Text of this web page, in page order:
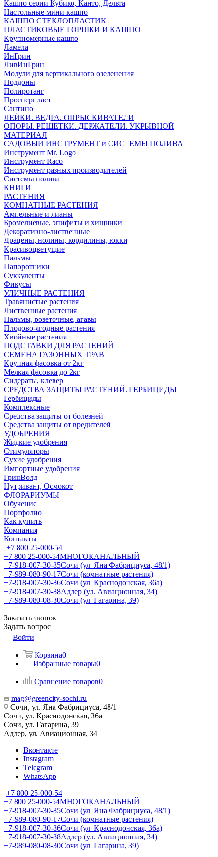
Кашпо серии Кубико, Канто, Дельта
Настольные мини кашпо
КАШПО СТЕКЛОПЛАСТИК
ПЛАСТИКОВЫЕ ГОРШКИ И КАШПО
Крупномерные кашпо
Ламела
ИнГрин
ЛивИнГрин
Модули для вертикального озеленения
Поддоны
Полиротанг
Просперпласт
Сантино
ЛЕЙКИ. ВЕДРА. ОПРЫСКИВАТЕЛИ
ОПОРЫ. РЕШЕТКИ. ДЕРЖАТЕЛИ. УКРЫВНОЙ
МАТЕРИАЛ
САДОВЫЙ ИНСТРУМЕНТ и СИСТЕМЫ ПОЛИВА
Инструмент Mr. Logo
Инструмент Raco
Инструмент разных производителей
Системы полива
КНИГИ
РАСТЕНИЯ
КОМНАТНЫЕ РАСТЕНИЯ
Ампельные и лианы
Бромелиевые, эпифиты и хищники
Декоративно-лиственные
Драцены, нолины, кордилины, юкки
Красивоцветущие
Пальмы
Папоротники
Суккуленты
Фикусы
УЛИЧНЫЕ РАСТЕНИЯ
Травянистые растения
Лиственные растения
Пальмы, розеточные, агавы
Плодово-ягодные растения
Хвойные растения
ПОДСТАВКИ ДЛЯ РАСТЕНИЙ
СЕМЕНА ГАЗОННЫХ ТРАВ
Крупная фасовка от 2кг
Мелкая фасовка до 2кг
Сидераты, клевер
СРЕДСТВА ЗАЩИТЫ РАСТЕНИЙ. ГЕРБИЦИДЫ
Гербициды
Комплексные
Средства защиты от болезней
Средства защиты от вредителей
УДОБРЕНИЯ
Жидкие удобрения
Стимуляторы
Сухие удобрения
Импортные удобрения
ГринВолд
Нутривант, Осмокот
ФЛОРАРИУМЫ
Обучение
Портфолио
Как купить
Компания
Контакты
+7 800 25-000-54
+7 800 25-000-54МНОГОКАНАЛЬНЫЙ
+7-918-007-30-85Сочи (ул. Яна Фабрициуса, 48/1)
+7-989-080-90-17Сочи (комнатные растения)
+7-918-007-30-86Сочи (ул. Краснодонская, 36а)
+7-918-007-30-88Адлер (ул. Авиационная, 34)
+7-989-080-08-30Сочи (ул. Гагарина, 39)
Заказать звонок
Задать вопрос
Войти
Корзина0
Избранные товары0
Сравнение товаров0
mag@greencity-sochi.ru
Сочи, ул. Яна Фабрициуса, 48/1
Сочи, ул. Краснодонская, 36а
Сочи, ул. Гагарина, 39
Адлер, ул. Авиационная, 34
Вконтакте
Instagram
Telegram
WhatsApp
+7 800 25-000-54
+7 800 25-000-54МНОГОКАНАЛЬНЫЙ
+7-918-007-30-85Сочи (ул. Яна Фабрициуса, 48/1)
+7-989-080-90-17Сочи (комнатные растения)
+7-918-007-30-86Сочи (ул. Краснодонская, 36а)
+7-918-007-30-88Адлер (ул. Авиационная, 34)
+7-989-080-08-30Сочи (ул. Гагарина, 39)